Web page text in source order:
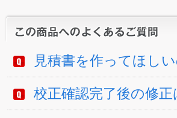
見積書を作ってほし
校正確認完了後の修